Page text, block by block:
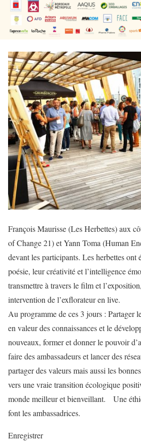
François Maurisse (Les Herbettes) aux
of Change 21) et Yann Toma (Human
devant les participants. Les herbettes ont
poésie, leur créativité et l’intelligence
transmettre à travers le film et
intervention de l’exflorateur en live.
Au programme de ces 3 jours : Partager
en valeur des connaissances et le
nouveaux, former et donner le pouvoir
faire des ambassadeurs et lancer des
partager des valeurs mais aussi les
vers une vraie transition écologique
monde meilleur et bienveillant. Une
font les ambassadrices.
Enregistrer